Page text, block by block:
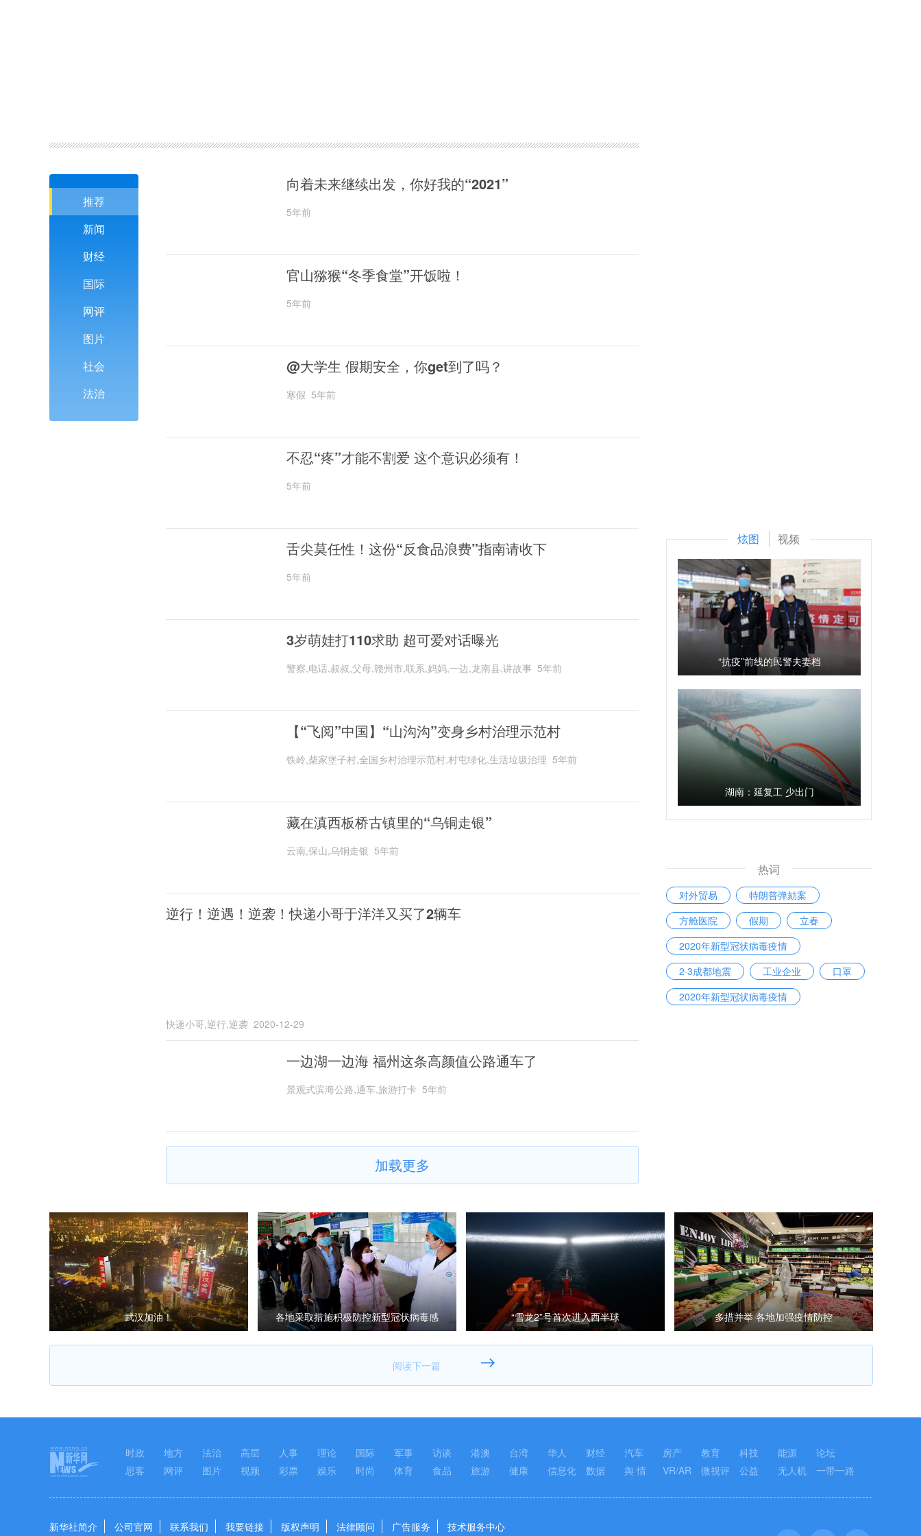
推荐
新闻
财经
国际
网评
图片
社会
法治
向着未来继续出发，你好我的“2021”
5年前
官山猕猴“冬季食堂”开饭啦！
5年前
@大学生 假期安全，你get到了吗？
寒假 5年前
不忍“疼”才能不割爱 这个意识必须有！
5年前
舌尖莫任性！这份“反食品浪费”指南请收下
5年前
3岁萌娃打110求助 超可爱对话曝光
警察,电话,叔叔,父母,赣州市,联系,妈妈,一边,龙南县,讲故事 5年前
【“飞阅”中国】“山沟沟”变身乡村治理示范村
铁岭,柴家堡子村,全国乡村治理示范村,村屯绿化,生活垃圾治理 5年前
藏在滇西板桥古镇里的“乌铜走银”
云南,保山,乌铜走银 5年前
逆行！逆遇！逆袭！快递小哥于洋洋又买了2辆车
快递小哥,逆行,逆袭 2020-12-29
一边湖一边海 福州这条高颜值公路通车了
景观式滨海公路,通车,旅游打卡 5年前
加载更多
炫图 视频
“抗疫”前线的民警夫妻档
湖南：延复工 少出门
热词
对外贸易
特朗普弹劾案
方舱医院
假期
立春
2020年新型冠状病毒疫情
2·3成都地震
工业企业
口罩
2020年新型冠状病毒疫情
武汉加油！
各地采取措施积极防控新型冠状病毒感
“雪龙2”号首次进入西半球 多措并举 各地加强疫情防控
时政 地方 法治 高层 人事 理论 国际 军事 访谈 港澳 台湾 华人 财经 汽车 房产 教育 科技 能源
论坛
思客
网评 图片 视频 彩票 娱乐 时尚 体育 食品 旅游 健康 信息化 数据 舆 情 VR/AR 微视评 公益 无人机 一带一路
新华社简介 公司官网 联系我们 我要链接 版权声明 法律顾问 广告服务 技术服务中心